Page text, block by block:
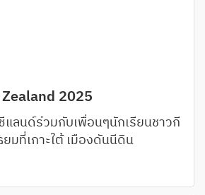
2025
ลนด์ร่วมกับเพื่อนๆนักเรียนชาวกี
ยมที่เกาะใต้ เมืองดันนีดิน